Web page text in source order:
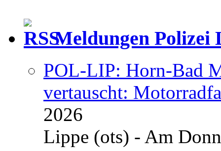
Meldungen Polizei
POL-LIP: Horn-Bad
vertauscht:
2026
Lippe (ots) - Am